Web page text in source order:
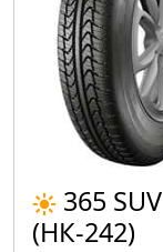
365 SUV
(НК-242)